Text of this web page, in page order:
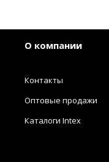
О компании
Контакты
Оптовые продажи
Каталоги Intex